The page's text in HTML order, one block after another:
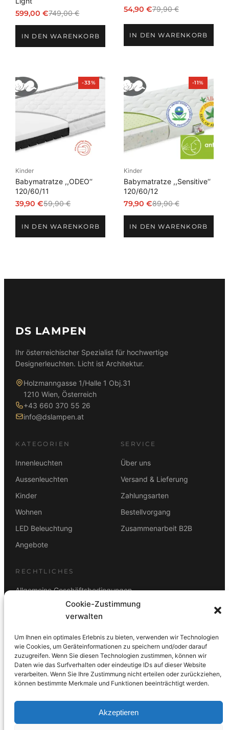
Cookie-Zustimmung
verwalten
Um Ihnen ein optimales Erlebnis zu bieten, verwenden wir Technologien
wie Cookies, um Geräteinformationen zu speichern und/oder darauf
zuzugreifen. Wenn Sie diesen Technologien zustimmen, können wir
Daten wie das Surfverhalten oder eindeutige IDs auf dieser Website
verarbeiten. Wenn Sie Ihre Zustimmung nicht erteilen oder zurückziehen,
können bestimmte Merkmale und Funktionen beeinträchtigt werden.
Akzeptieren
749,00€
Ursprünglicher
war:
599,00€
Aktueller
ist:IN DEN WARENKORB
79,90€
Ursprünglicher
Preis
war:
79,90 €
54,90 €
Aktueller
Preis
ist:
54,90 €.
IN DEN WARENKORB
-33%Produkt
im
Kinder
Babymatratze ,,ODEO‘‘
120/60/11
59,90€
Ursprünglicher
war:
39,90€
Aktueller
ist:IN DEN WARENKORB
-11%Produkt
im
Angebot
Kinder
Babymatratze ,,Sensitive‘‘
120/60/12
89,90€
Ursprünglicher
war:
79,90 €
Aktueller
ist:IN DEN WARENKORB
DS LAMPEN
Ihr österreichischer Spezialist für hochwertige
Designerleuchten. Licht ist Architektur.
Holzmanngasse 1/Halle 1 Obj.31
1210 Wien, Österreich
+43 660 370 55 26
info@dslampen.at
KATEGORIEN
Innenleuchten
Aussenleuchten
Kinder
Wohnen
LED Beleuchtung
Angebote
SERVICE
Über uns
Versand & Lieferung
Zahlungsarten
Bestellvorgang
Zusammenarbeit B2B
RECHTLICHES
Allgemeine Geschäftsbedingungen
Rücktrittsbelehrung
ZAHLUNGSARTEN
Vorkasse Visa Mastercard Link PayPal
G-Pay